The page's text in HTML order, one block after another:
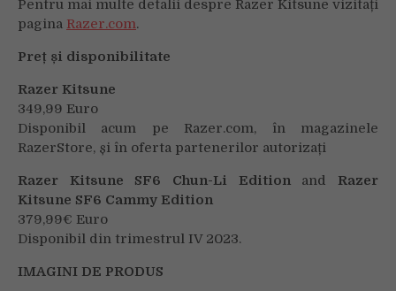
Pentru mai multe detalii despre Razer Kitsune vizitați
pagina Razer.com.
Preț și disponibilitate
Razer Kitsune
349,99 Euro
Disponibil acum pe Razer.com, în magazinele
RazerStore, și în oferta partenerilor autorizați
Razer Kitsune SF6 Chun-Li Edition and Razer
Kitsune SF6 Cammy Edition
379,99€ Euro
Disponibil din trimestrul IV 2023.
IMAGINI DE PRODUS